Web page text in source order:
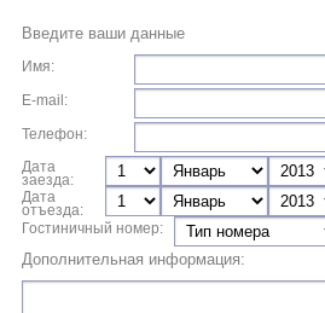
Введите ваши данные
Имя:
E-mail:
Телефон:
Дата
заезда:
Дата
отъезда:
Гостиничный номер:
Дополнительная информация: